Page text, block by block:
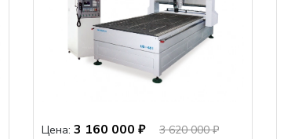
Цена: 3 160 000 ₽
3 620 000 ₽